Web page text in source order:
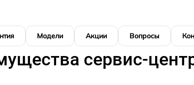
Модели Акции Вопросы
сервис-